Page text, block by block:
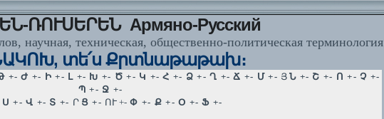
ՌՈՒՍԵՐԵՆ Армяно-Русский
научная, техническая, общественно-политическая терминология
տե՛ս Քրտնաթաթախ։